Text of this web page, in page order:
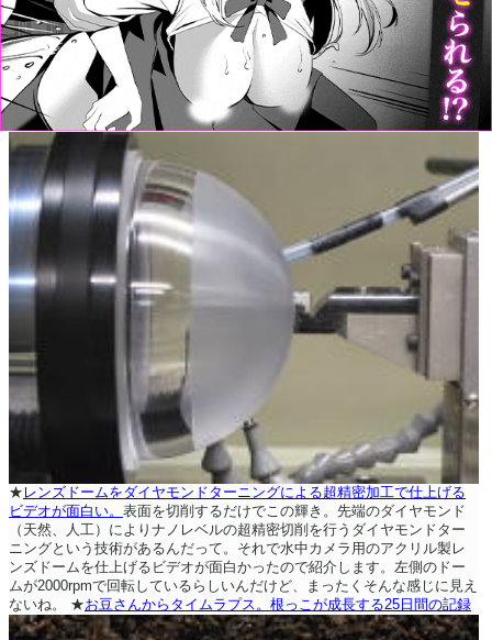
★ レンズドームをダイヤモンドターニングによる超精密加工で仕上げる
ビデオが面白い。 表面を切削するだけでこの輝き。先端のダイヤモンド
（天然、人工）によりナノレベルの超精密切削を行うダイヤモンドター
ニングという技術があるんだって。それで水中カメラ用のアクリル製レ
ンズドームを仕上げるビデオが面白かったので紹介します。左側のドー
ムが2000rpmで回転しているらしいんだけど、まったくそんな感じに見え
ないね。
★お豆さんからタイムラプス。根っこが成長する25日間の記録